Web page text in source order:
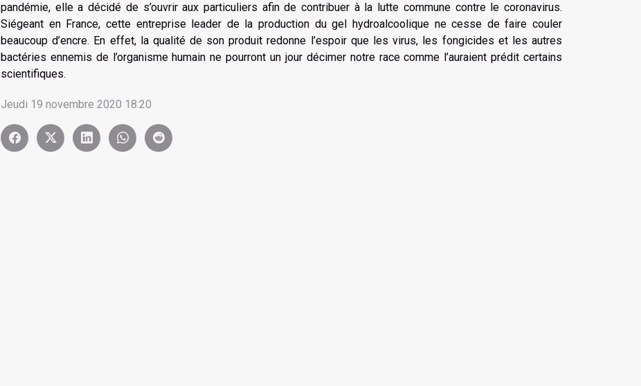
pandémie, elle a décidé de s’ouvrir aux particuliers afin de contribuer à la lutte commune contre le coronavirus.
Siégeant en France, cette entreprise leader de la production du gel hydroalcoolique ne cesse de faire couler
beaucoup d’encre. En effet, la qualité de son produit redonne l’espoir que les virus, les fongicides et les autres
bactéries ennemis de l’organisme humain ne pourront un jour décimer notre race comme l’auraient prédit certains
scientifiques.
Jeudi 19 novembre 2020 18:20